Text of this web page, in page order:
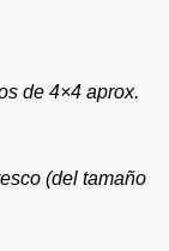
de 4×4 aprox.
(del tamaño